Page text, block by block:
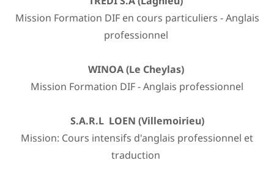
Mission Formation DIF en cours particuliers - Anglais
professionnel
WINOA (Le Cheylas)
Mission Formation DIF - Anglais professionnel
S.A.R.L LOEN (Villemoirieu)
Mission: Cours intensifs d'anglais professionnel et
traduction